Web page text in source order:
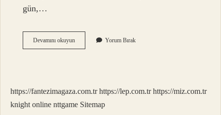
gün,…
Devamını okuyunDinimize
Göre
Yorum Bırak
https://fantezimagaza.com.tr https://lep.com.tr https://miz.com.tr
knight online nttgame Sitemap